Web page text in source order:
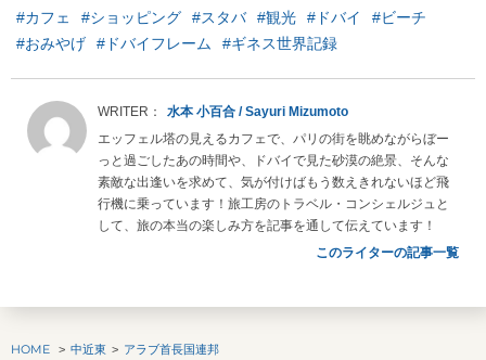
#カフェ #ショッピング #スタバ #観光 #ドバイ
#ビーチ
#おみやげ
#ドバイフレーム #ギネス世界記録
水本 小百合 / Sayuri Mizumoto
エッフェル塔の見えるカフェで、パリの街を眺めながらぼー
っと過ごしたあの時間や、ドバイで見た砂漠の絶景、そんな
素敵な出逢いを求めて、気が付けばもう数えきれないほど飛
行機に乗っています！旅工房のトラベル・コンシェルジュと
して、旅の本当の楽しみ方を記事を通して伝えています！
このライターの記事一覧
HOME 中近東
アラブ首長国連邦